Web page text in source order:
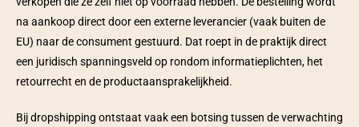
na aankoop direct door een externe leverancier (vaak buiten de
EU) naar de consument gestuurd. Dat roept in de praktijk direct
een juridisch spanningsveld op rondom informatieplichten, het
retourrecht en de productaansprakelijkheid.
Bij dropshipping ontstaat vaak een botsing tussen de verwachting